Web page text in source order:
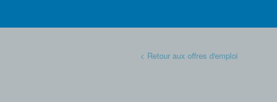
< Retour aux offres d'emploi